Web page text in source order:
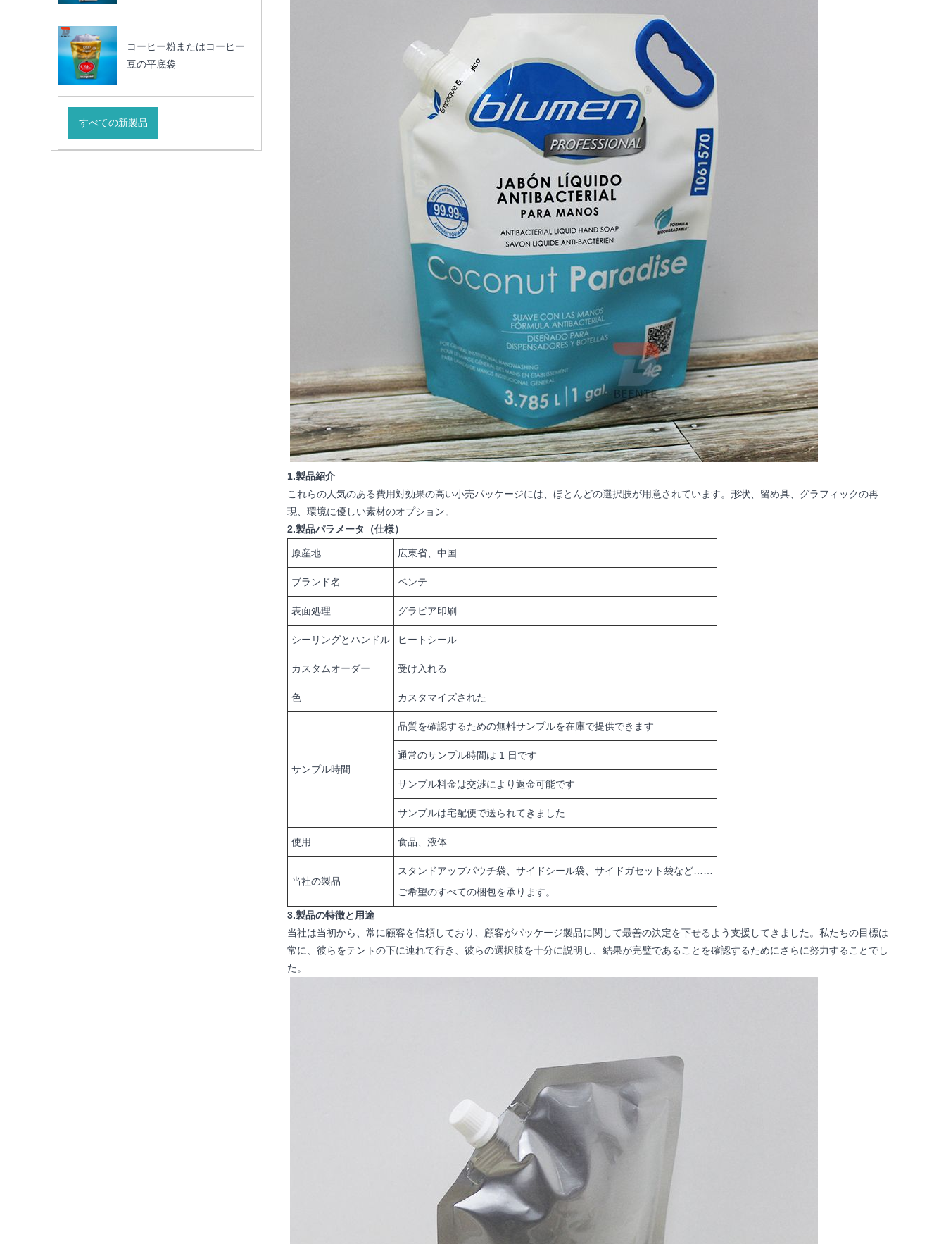
コーヒー粉またはコーヒー
豆の平底袋
すべての新製品
1.製品紹介
これらの人気のある費用対効果の高い小売パッケージには、ほとんどの選択肢が用意されています。形状、留め具、グラフィックの再
現、環境に優しい素材のオプション。
2.製品パラメータ（仕様）
原産地 広東省、中国
ブランド名 ベンテ
表面処理 グラビア印刷
シーリングとハンドル ヒートシール
カスタムオーダー 受け入れる
色 カスタマイズされた
サンプル時間
品質を確認するための無料サンプルを在庫で提供できます
通常のサンプル時間は 1 日です
サンプル料金は交渉により返金可能です
サンプルは宅配便で送られてきました
使用 食品、液体
当社の製品
スタンドアップパウチ袋、サイドシール袋、サイドガセット袋など……
ご希望のすべての梱包を承ります。
3.製品の特徴と用途
当社は当初から、常に顧客を信頼しており、顧客がパッケージ製品に関して最善の決定を下せるよう支援してきました。私たちの目標は
常に、彼らをテントの下に連れて行き、彼らの選択肢を十分に説明し、結果が完璧であることを確認するためにさらに努力することでし
た。